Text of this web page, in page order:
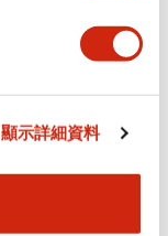
顯示詳細資料